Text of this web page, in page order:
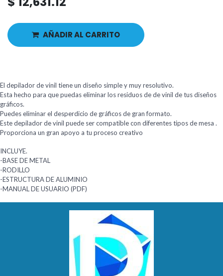
AÑADIR AL CARRITO
El depilador de vinil tiene un diseño simple y muy resolutivo.
Esta hecho para que puedas eliminar los residuos de de vinil de tus diseños
gráficos.
Puedes eliminar el desperdicio de gráficos de gran formato.
Este depilador de vinil puede ser compatible con diferentes tipos de mesa .
Proporciona un gran apoyo a tu proceso creativo
INCLUYE.
-BASE DE METAL
-RODILLO
-ESTRUCTURA DE ALUMINIO
-MANUAL DE USUARIO (PDF)